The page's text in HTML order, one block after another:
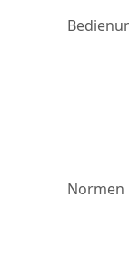
Normen